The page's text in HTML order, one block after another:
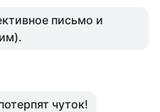
письмо и
чуток!